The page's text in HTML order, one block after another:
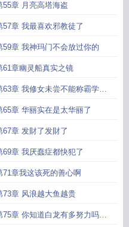
55章 月亮高塔海盗
57章 我最喜欢邪教徒了
59章 我神玛门不会放过你的
61章幽灵船真实之镜
63章 我修女未尝不能称霸学院
牙
65章 华丽实在是太华丽了
67章 发財了发財了
69章 我厌蠢症都快犯了
71章我这该死的善心啊
73章 风浪越大鱼越贵
75章 你知道白龙有多努力吗求